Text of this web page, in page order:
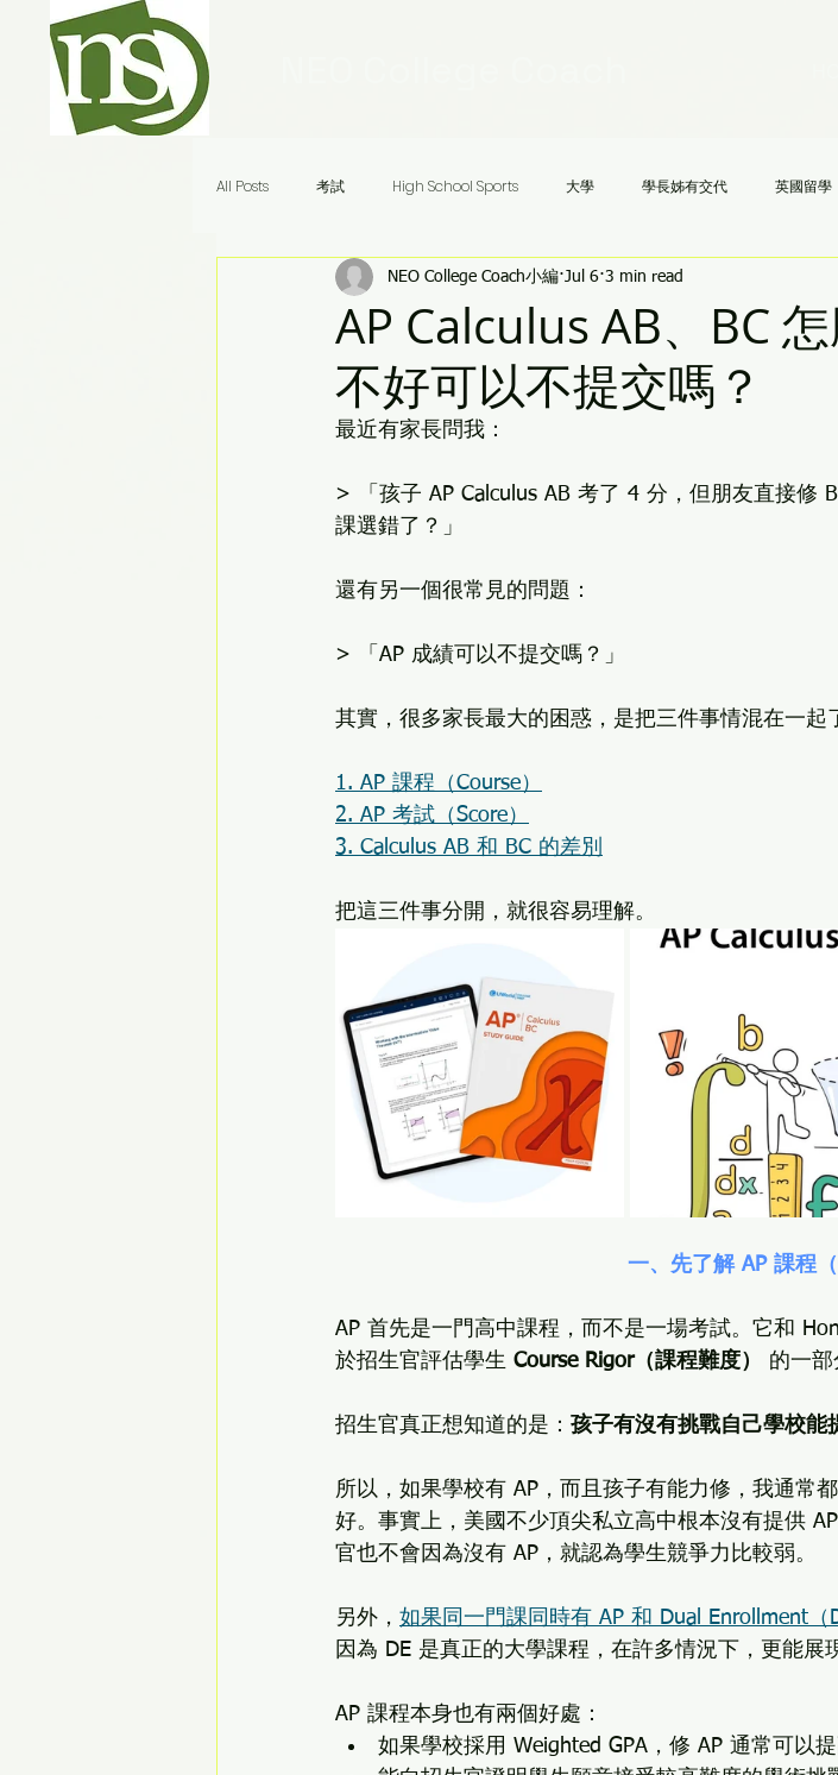
All Posts 考試 High School Sports 大學 學長姊有交代 英國留學
Ivy League Schools 申請 美國高中 NCAA
Audrey老師八分鐘答疑
AP Calculus AB、BC
不好可以不提交嗎？
NEO College Coach小編 Jul 6 3 min read
最近有家長問我：
> 「孩子 AP Calculus AB 考了 4 分，但朋友直接修
課選錯了？」
還有另一個很常見的問題：
> 「AP 成績可以不提交嗎？」
其實，很多家長最大的困惑，是把三件事情混在一起
1. AP 課程（Course）
2. AP 考試（Score）
3. Calculus AB 和 BC 的差別
把這三件事分開，就很容易理解。
一、先了解 AP 課程（
AP 首先是一門高中課程，而不是一場考試。它和
於招生官評估學生 Course Rigor（課程難度） 的一部
招生官真正想知道的是： 孩子有沒有挑戰自己學校能
所以，如果學校有 AP，而且孩子有能力修，我通常
好。事實上，美國不少頂尖私立高中根本沒有提供
官也不會因為沒有 AP，就認為學生競爭力比較弱。
另外， 如果同一門課同時有 AP 和 Dual Enrollment（
因為 DE 是真正的大學課程，在許多情況下，更能展
AP 課程本身也有兩個好處：
如果學校採用 Weighted GPA，修 AP 通常可以提